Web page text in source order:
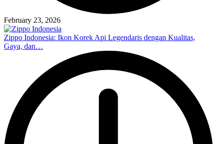
February 23, 2026
Zippo Indonesia: Ikon Korek Api Legendaris dengan Kualitas,
Gaya, dan…